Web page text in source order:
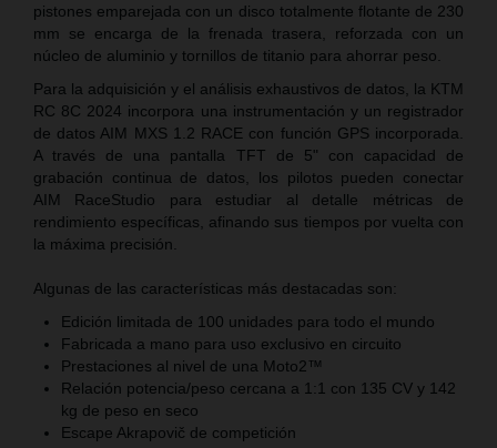
pistones emparejada con un disco totalmente flotante de 230
mm se encarga de la frenada trasera, reforzada con un
núcleo de aluminio y tornillos de titanio para ahorrar peso.
Para la adquisición y el análisis exhaustivos de datos, la KTM
RC 8C 2024 incorpora una instrumentación y un registrador
de datos AIM MXS 1.2 RACE con función GPS incorporada.
A través de una pantalla TFT de 5" con capacidad de
grabación continua de datos, los pilotos pueden conectar
AIM RaceStudio para estudiar al detalle métricas de
rendimiento específicas, afinando sus tiempos por vuelta con
la máxima precisión.
Algunas de las características más destacadas son:
Edición limitada de 100 unidades para todo el mundo
Fabricada a mano para uso exclusivo en circuito
Prestaciones al nivel de una Moto2™
Relación potencia/peso cercana a 1:1 con 135 CV y 142
kg de peso en seco
Escape Akrapovič de competición